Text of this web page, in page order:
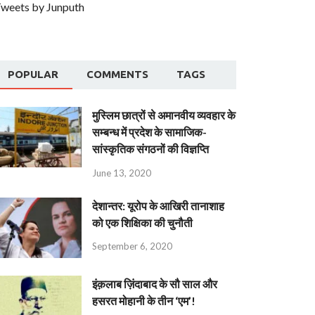
by Junputh
POPULAR COMMENTS TAGS
मुस्लिम छात्रों से अमानवीय व्यवहार के
सम्बन्ध में प्रदेश के सामाजिक-
सांस्कृतिक संगठनों की विज्ञप्ति
June 13, 2020
देशान्‍तर: यूरोप के आखिरी तानाशाह
को एक शिक्षिका की चुनौती
September 6, 2020
इंक़लाब ज़िंदाबाद के सौ साल और
हसरत मोहानी के तीन ‘एम’!